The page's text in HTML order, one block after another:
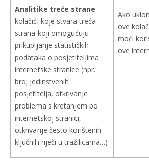
Ako
ove
moći
ove
Analitike treće strane –
kolačići koje stvara treća
strana koji omogućuju
prikupljanje statističkih
podataka o posjetiteljima
internetske stranice (npr.
broj jedinstvenih
posjetitelja, otkrivanje
problema s kretanjem po
internetskoj stranici,
otkrivanje često korištenih
ključnih riječi u tražilicama…)